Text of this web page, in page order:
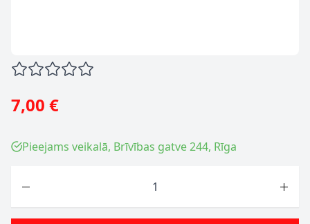
7,00 €
Pieejams veikalā, Brīvības gatve 244, Rīga